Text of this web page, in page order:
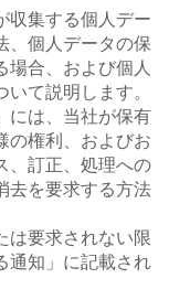
収集する個人デー
、個人データの保
場合、および個人
て説明します。
には、当社が保有
の権利、およびお
、訂正、処理への
去を要求する方法
は要求されない限
通知」に記載され